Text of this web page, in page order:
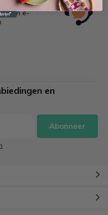
een e-
en
Abonneer